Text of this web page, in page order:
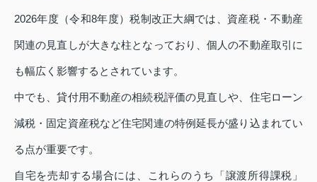
2026年度（令和8年度）税制改正大綱では、資産税・不動産
関連の見直しが大きな柱となっており、個人の不動産取引に
も幅広く影響するとされています。
中でも、貸付用不動産の相続税評価の見直しや、住宅ローン
減税・固定資産税など住宅関連の特例延長が盛り込まれてい
る点が重要です。
自宅を売却する場合には、これらのうち「譲渡所得課税」